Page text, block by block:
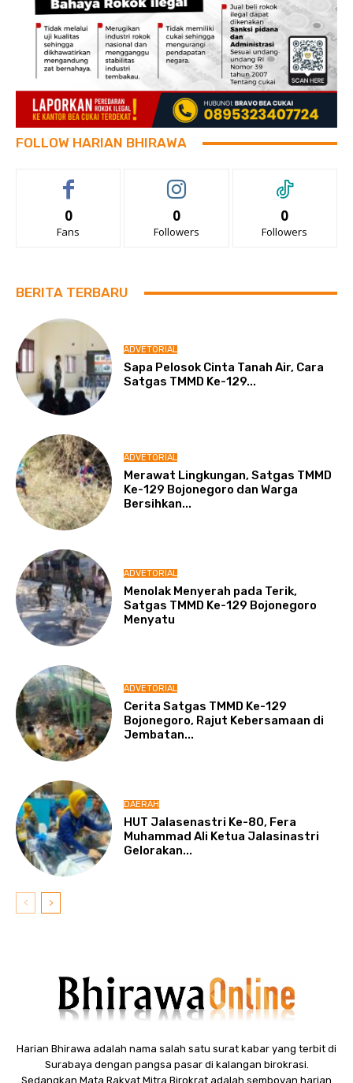
FOLLOW HARIAN BHIRAWA
0
Fans
0
Followers
0
Followers
BERITA TERBARU
ADVETORIAL
Sapa Pelosok Cinta Tanah Air, Cara
Satgas TMMD Ke-129...
ADVETORIAL
Merawat Lingkungan, Satgas TMMD
Ke-129 Bojonegoro dan Warga
Bersihkan...
ADVETORIAL
Menolak Menyerah pada Terik,
Satgas TMMD Ke-129 Bojonegoro
Menyatu
ADVETORIAL
Cerita Satgas TMMD Ke-129
Bojonegoro, Rajut Kebersamaan di
Jembatan...
DAERAH
HUT Jalasenastri Ke-80, Fera
Muhammad Ali Ketua Jalasinastri
Gelorakan...
Harian Bhirawa adalah nama salah satu surat kabar yang terbit di
Surabaya dengan pangsa pasar di kalangan birokrasi.
Sedangkan Mata Rakyat Mitra Birokrat adalah semboyan harian